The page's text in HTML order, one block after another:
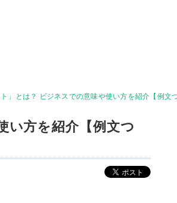
ト」とは？ ビジネスでの意味や使い方を紹介【例文
い方を紹介【例文つ